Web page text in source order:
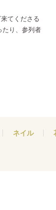
てくださる
たり、参列者
ネイル